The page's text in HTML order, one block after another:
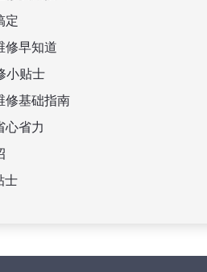
定
修早知道
小贴士
修基础指南
心省力
士